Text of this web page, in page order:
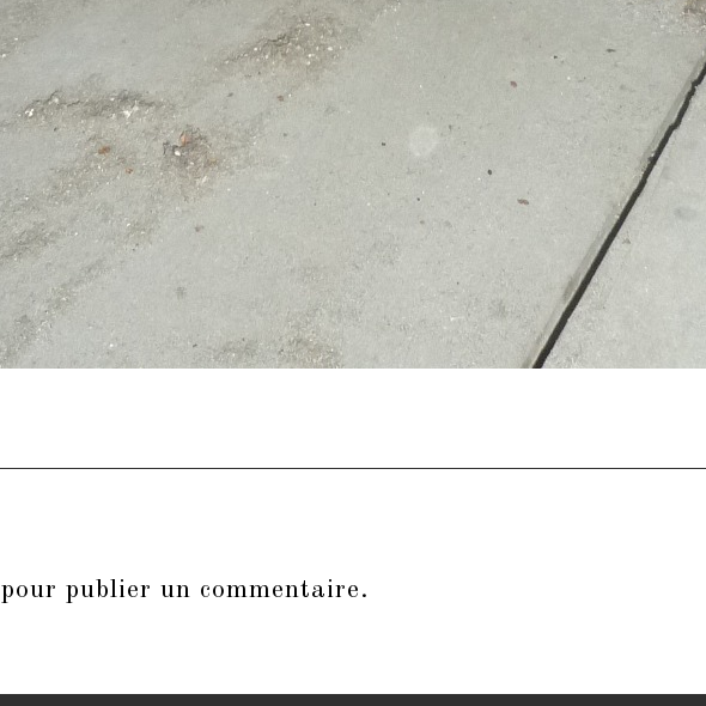
pour publier un commentaire.